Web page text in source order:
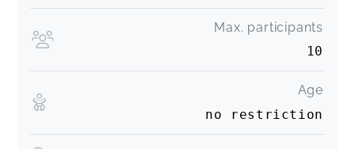
Max. participants
10
Age
no restriction